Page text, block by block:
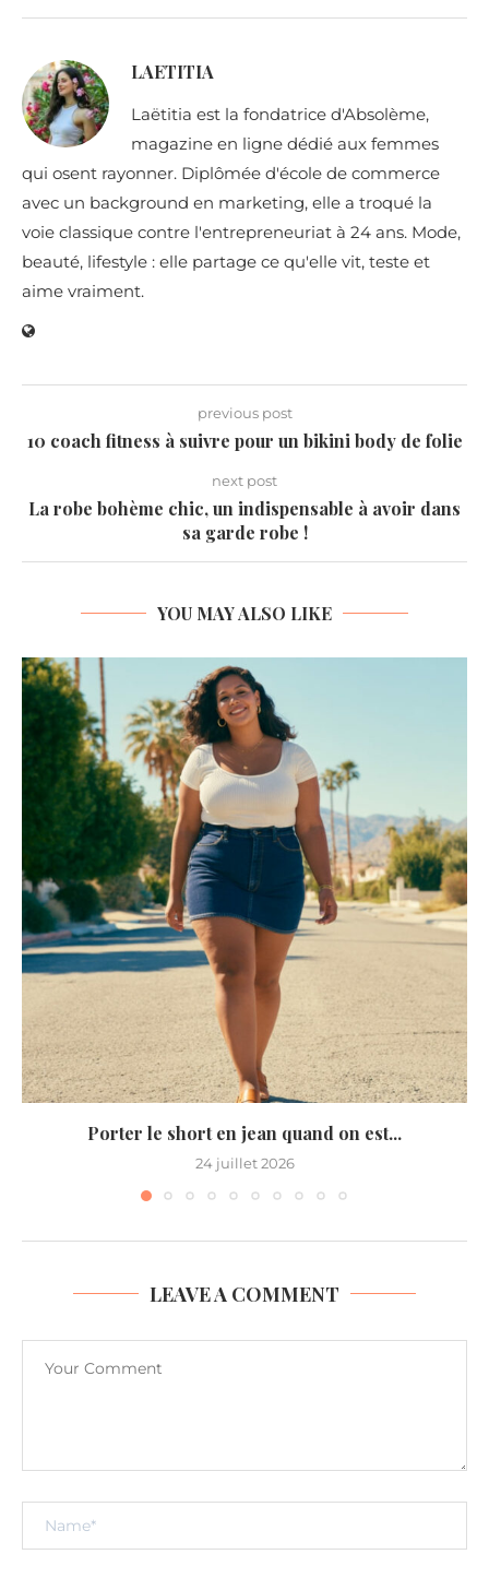
LAETITIA
Laëtitia est la fondatrice d'Absolème,
magazine en ligne dédié aux femmes
qui osent rayonner. Diplômée d'école de commerce
avec un background en marketing, elle a troqué la
voie classique contre l'entrepreneuriat à 24 ans. Mode,
beauté, lifestyle : elle partage ce qu'elle vit, teste et
aime vraiment.
previous post
10 coach fitness à suivre pour un bikini body de folie
next post
La robe bohème chic, un indispensable à avoir dans
sa garde robe !
YOU MAY ALSO LIKE
Porter le short en jean quand on est...
24 juillet 2026
LEAVE A COMMENT